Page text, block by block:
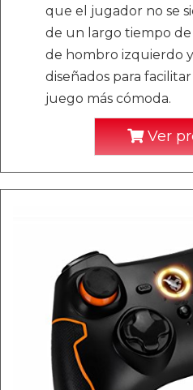
que el jugador no se
de un largo tiempo
de hombro izquierdo
diseñados para
juego más cómoda.
Ver